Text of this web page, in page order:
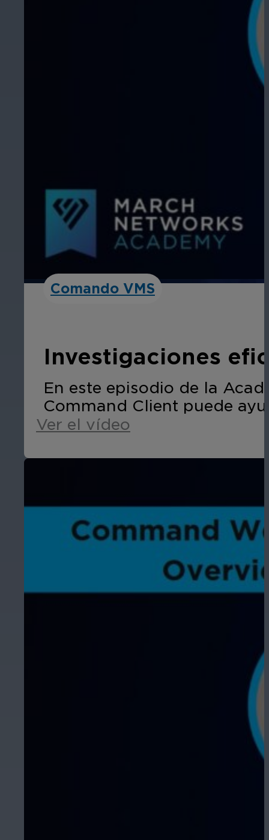
Comando VMS
Investigaciones
En este episodio de la
Command Client puede
Ver el vídeo